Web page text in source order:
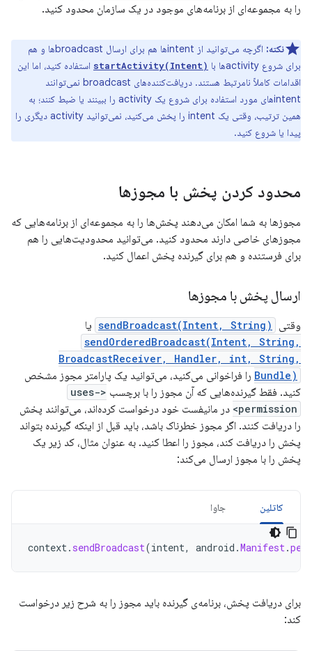
را به مجموعه‌ای از برنامه‌های موجود در یک سازمان محدود کنید.
نکته:
اگرچه می‌توانید از intentها هم برای ارسال broadcastها و هم
برای شروع activityها با
startActivity(Intent) استفاده کنید، اما این
اقدامات کاملاً نامرتبط هستند. دریافت‌کننده‌های broadcast نمی‌توانند
intentهای مورد استفاده برای شروع یک activity را ببینند یا ضبط کنند؛ به
همین ترتیب، وقتی یک intent را پخش می‌کنید، نمی‌توانید activity دیگری را
پیدا یا شروع کنید.
محدود کردن پخش با مجوزها
مجوزها به شما امکان می‌دهند پخش‌ها را به مجموعه‌ای از برنامه‌هایی که
مجوزهای خاصی دارند محدود کنید. می‌توانید محدودیت‌هایی را هم
برای فرستنده و هم برای گیرنده پخش اعمال کنید.
ارسال پخش با مجوزها
وقتی sendBroadcast(Intent, String) یا
sendOrderedBroadcast(Intent, String,
BroadcastReceiver, Handler, int, String,
Bundle) را فراخوانی می‌کنید، می‌توانید یک پارامتر مجوز مشخص
کنید. فقط گیرنده‌هایی که آن مجوز را با برچسب
<uses-
permission>
در مانیفست خود درخواست کرده‌اند، می‌توانند پخش
را دریافت کنند. اگر مجوز خطرناک باشد، باید قبل از اینکه گیرنده بتواند
پخش را دریافت کند، مجوز را اعطا کنید. به عنوان مثال، کد زیر یک
پخش را با مجوز ارسال می‌کند:
کاتلین جاوا
context. sendBroadcast(intent, android .Manifest.
برای دریافت پخش، برنامه‌ی گیرنده باید مجوز را به شرح زیر درخواست
کند: